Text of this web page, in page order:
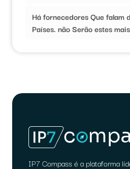
Há fornecedores Que falam
Países. não Serão estes
IP7 Compass é a plataforma